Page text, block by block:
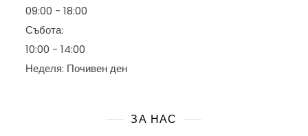
09:00 - 18:00
Събота:
10:00 - 14:00
Неделя: Почивен ден
ЗА НАС